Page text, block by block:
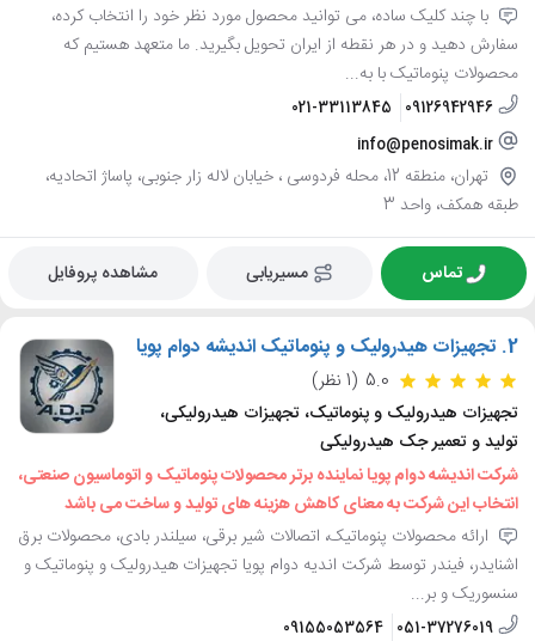
با چند کلیک ساده، می توانید محصول مورد نظر خود را انتخاب کرده،
سفارش دهید و در هر نقطه از ایران تحویل بگیرید. ما متعهد هستیم که
محصولات پنوماتیک با به...
09126942946
021-33113845
info@penosimak.ir
تهران، منطقه 12، محله فردوسی ، خیابان لاله زار جنوبی، پاساژ اتحادیه،
طبقه همکف، واحد 3
تماس مسیریابی مشاهده پروفایل
2. تجهیزات هیدرولیک و پنوماتیک اندیشه دوام پویا
5.0 (1 نظر)
تجهیزات هیدرولیک و پنوماتیک، تجهیزات هیدرولیکی،
تولید و تعمیر جک هیدرولیکی
شرکت اندیشه دوام پویا نماینده برتر محصولات پنوماتیک و اتوماسیون صنعتی،
انتخاب این شرکت به معنای کاهش هزینه های تولید و ساخت می باشد
ارائه محصولات پنوماتیک، اتصالات شیر برقی، سیلندر بادی، محصولات برق
اشنایدر، فیندر توسط شرکت اندیه دوام پویا تجهیزات هیدرولیک و پنوماتیک و
سنسوریک و بر...
051-37276019
09155053564